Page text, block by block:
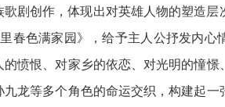
创作，体现出对英雄人物的塑造层
春色满家园》，给予主人公抒发内
愤恨、对家乡的依恋、对光明的憧
龙等多个角色的命运交织，构建起